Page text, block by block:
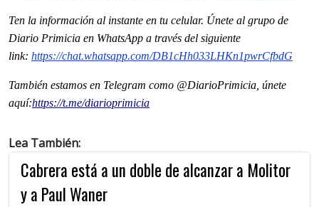
Ten la información al instante en tu celular. Únete al grupo de
Diario Primicia en WhatsApp a través del siguiente
link: https://chat.whatsapp.com/DB1cHh033LHKn1pwrCfbdG
También estamos en Telegram como @DiarioPrimicia, únete
aquí:https://t.me/diarioprimicia
Lea También:
Cabrera está a un doble de alcanzar a Molitor
y a Paul Waner